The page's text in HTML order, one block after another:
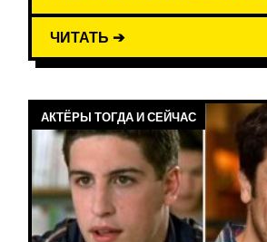
ЧИТАТЬ ➔
АКТЁРЫ ТОГДА И СЕЙЧАС